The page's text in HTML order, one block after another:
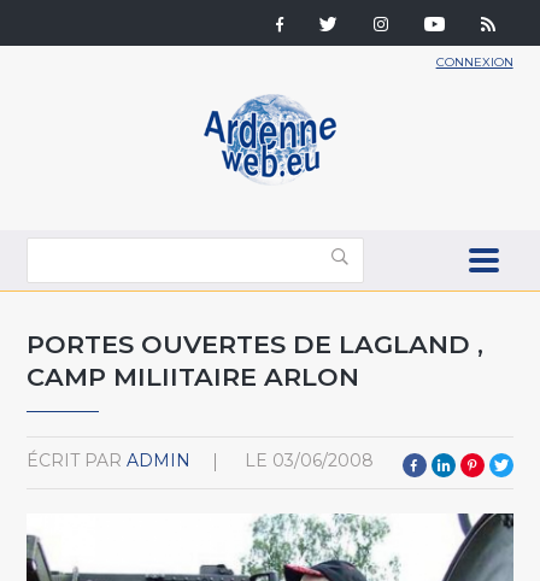
CONNEXION
PORTES OUVERTES DE LAGLAND ,
CAMP MILIITAIRE ARLON
ÉCRIT PAR ADMIN LE 03/06/2008